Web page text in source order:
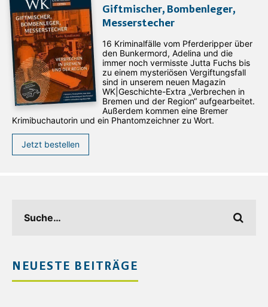
Giftmischer, Bombenleger,
Messerstecher
16 Kriminalfälle vom Pferderipper über
den Bunkermord, Adelina und die
immer noch vermisste Jutta Fuchs bis
zu einem mysteriösen Vergiftungsfall
sind in unserem neuen Magazin
WK|Geschichte-Extra „Verbrechen in
Bremen und der Region“ aufgearbeitet.
Außerdem kommen eine Bremer
Krimibuchautorin und ein Phantomzeichner zu Wort.
Jetzt bestellen
NEUESTE BEITRÄGE